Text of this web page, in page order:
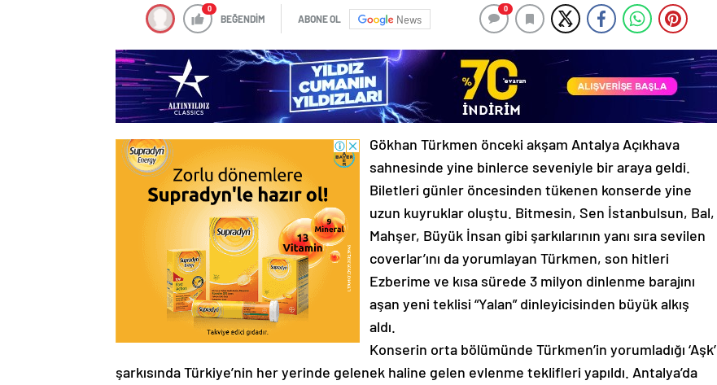
0
BEĞENDİM ABONE OL News
0
Gökhan Türkmen önceki akşam Antalya Açıkhava
sahnesinde yine binlerce seveniyle bir araya geldi.
Biletleri günler öncesinden tükenen konserde yine
uzun kuyruklar oluştu. Bitmesin, Sen İstanbulsun, Bal,
Mahşer, Büyük İnsan gibi şarkılarının yanı sıra sevilen
coverlar’ını da yorumlayan Türkmen, son hitleri
Ezberime ve kısa sürede 3 milyon dinlenme barajını
aşan yeni teklisi “Yalan” dinleyicisinden büyük alkış
aldı.
Konserin orta bölümünde Türkmen’in yorumladığı ‘Aşk’
şarkısında Türkiye’nin her yerinde gelenek haline gelen evlenme teklifleri yapıldı. Antalya’da